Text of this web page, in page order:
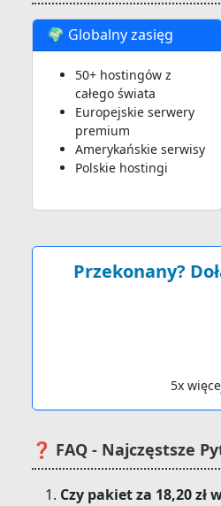
🌍 Globalny zasięg
50+ hostingów z
całego świata
Europejskie serwery
premium
Amerykańskie serwisy
Polskie hostingi
Przekonany?
5x
❓ FAQ - Najczęstsze
Czy pakiet za 18,20